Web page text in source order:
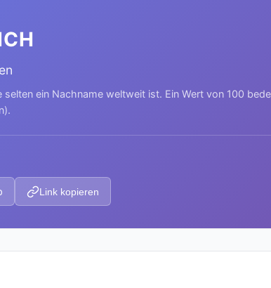
ein Nachname weltweit ist. Ein Wert von 100
Link kopieren